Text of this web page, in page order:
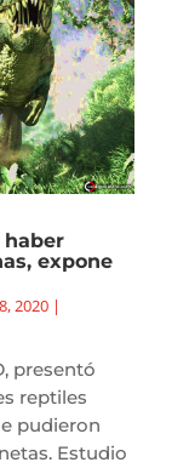
expone
2020|
presentó
reptiles
pudieron
Estudio